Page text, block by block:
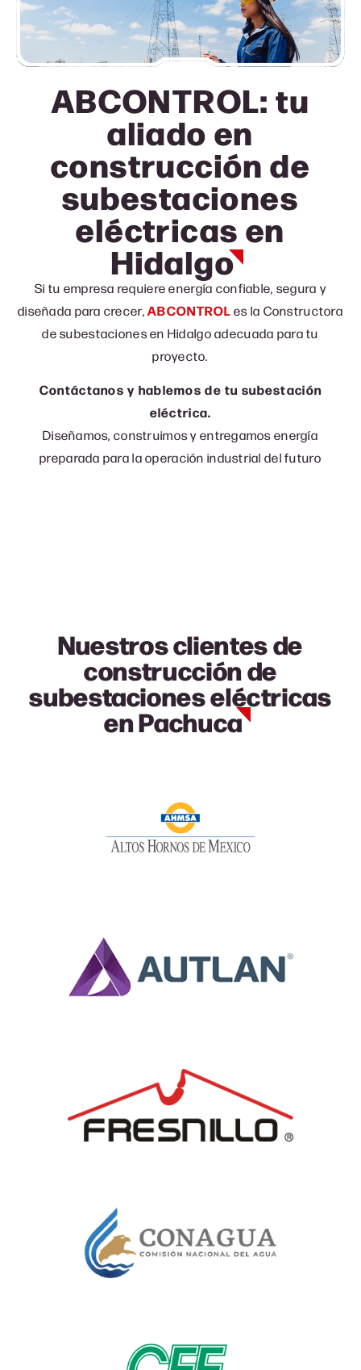
ABCONTROL: tu
aliado en
construcción de
subestaciones
eléctricasen
Hidalgo
Si tu empresa requiere energía confiable, segura y
diseñada para crecer,ABCONTROLes la Constructora
de subestaciones en Hidalgo adecuada para tu
proyecto.
Contáctanos y hablemos de tu subestación
eléctrica.
Diseñamos, construimos y entregamos energía
preparada para la operación industrial del futuro
Nuestros clientes de
construcción de
subestaciones eléctricas
en Pachuca